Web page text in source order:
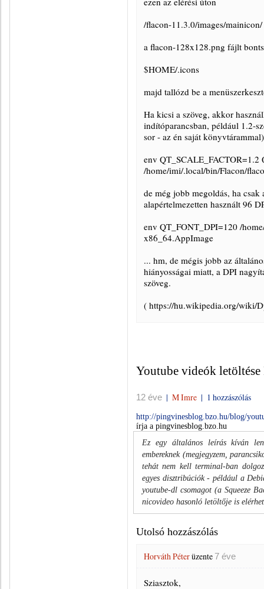
/flacon-11.3.0/images/mainicon/
a flacon-128x128.png fájlt
$HOME/.icons
majd tallózd be a
Ha kicsi a szöveg, akkor
indítóparancsban, például 1.2-
sor - az én saját
env QT_SCALE_FACTOR=1.2
/home/imi/.local/bin/Flacon/
de még jobb megoldás, ha csak
alapértelmezetten használt 96
env QT_FONT_DPI=120 /
x86_64.AppImage
... hm, de mégis jobb az
hiányosságai miatt, a DPI
szöveg.
( https://hu.wikipedia.org/wiki/
Youtube videók
12 éve | M Imre | 1 hozzászólás
http://pingvinesblog.bzo.hu/blog/
írja a pingvinesblog.bzo.hu
Ez egy általános leírás kíván
embereknek (megjegyzem,
tehát nem kell terminal-ban
egyes disztribúciók - például a
youtube-dl csomagot (a Squeeze
nicovideo hasonló letöltője is
Utolsó hozzászólás
Horváth Péterüzente 7 éve
Sziasztok,